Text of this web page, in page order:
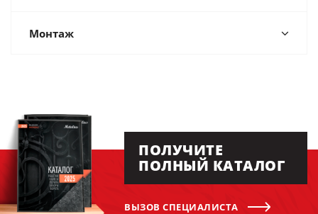
Монтаж
ПОЛУЧИТЕ
ПОЛНЫЙ КАТАЛОГ
ВЫЗОВ СПЕЦИАЛИСТА